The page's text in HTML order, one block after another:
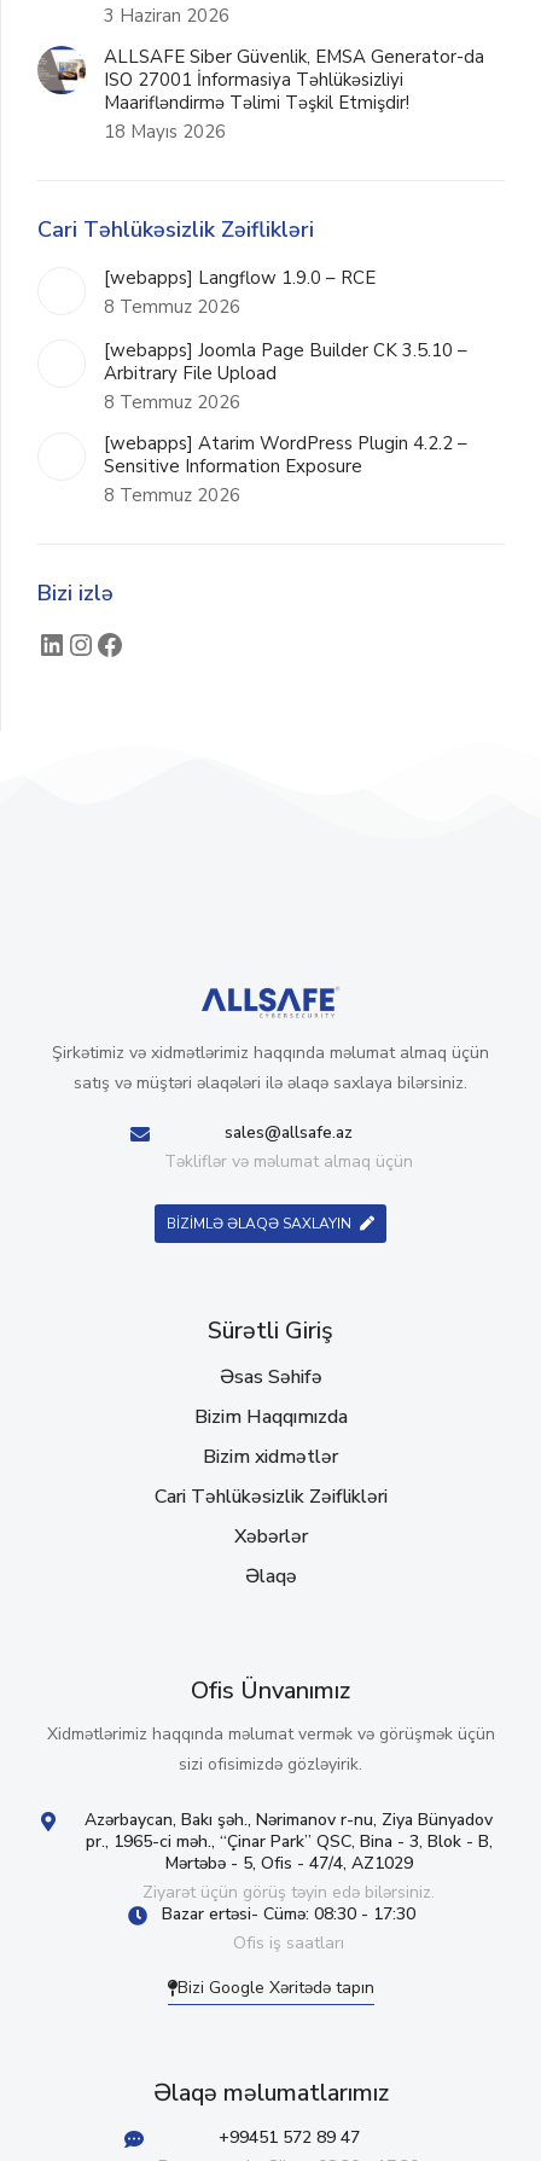
3 Haziran 2026
ALLSAFE Siber Güvenlik, EMSA Generator-da
ISO 27001 İnformasiya Təhlükəsizliyi
Maarifləndirmə Təlimi Təşkil Etmişdir!
18 Mayıs 2026
Cari Təhlükəsizlik Zəiflikləri
[webapps] Langflow 1.9.0 – RCE
8 Temmuz 2026
[webapps] Joomla Page Builder CK 3.5.10 –
Arbitrary File Upload
8 Temmuz 2026
[webapps] Atarim WordPress Plugin 4.2.2 –
Sensitive Information Exposure
8 Temmuz 2026
Bizi izlə
Şirkətimiz və xidmətlərimiz haqqında məlumat almaq üçün
satış və müştəri əlaqələri ilə əlaqə saxlaya bilərsiniz.
sales@allsafe.az
Təkliflər və məlumat almaq üçün
BİZİMLƏ ƏLAQƏ SAXLAYIN
Sürətli Giriş
Əsas Səhifə
Bizim Haqqımızda
Bizim xidmətlər
Cari Təhlükəsizlik Zəiflikləri
Xəbərlər
Əlaqə
Ofis Ünvanımız
Xidmətlərimiz haqqında məlumat vermək və görüşmək üçün
sizi ofisimizdə gözləyirik.
Azərbaycan, Bakı şəh., Nərimanov r-nu, Ziya Bünyadov
pr., 1965-ci məh., “Çinar Park” QSC, Bina - 3, Blok - B,
Mərtəbə - 5, Ofis - 47/4, AZ1029
Ziyarət üçün görüş təyin edə bilərsiniz.
Bazar ertəsi- Cümə: 08:30 - 17:30
Ofis iş saatları
Bizi Google Xəritədə tapın
Əlaqə məlumatlarımız
+99451 572 89 47